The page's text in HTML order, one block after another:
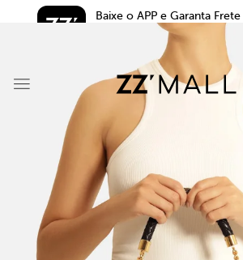
Baixe o APP e Garanta Frete